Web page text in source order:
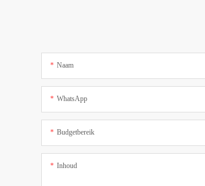
Naam
WhatsApp
Budgetbereik
Inhoud